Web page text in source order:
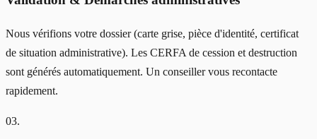
Nous vérifions votre dossier (carte grise, pièce d'identité, certificat
de situation administrative). Les CERFA de cession et destruction
sont générés automatiquement. Un conseiller vous recontacte
rapidement.
03.